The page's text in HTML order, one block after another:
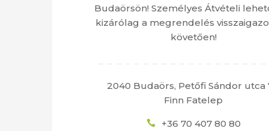
Budaörsön! Személyes Átvételi
kizárólag a megrendelés
követően!
2040 Budaörs, Petőfi Sándor utca
Finn Fatelep
+36 70 407 80 80